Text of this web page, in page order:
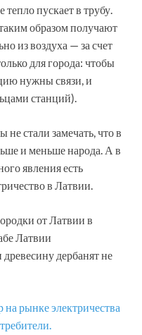
тепло пускает в трубу.
образом получают
из воздуха — за счет
для города: чтобы
нужны связи, и
станций).
стали замечать, что в
и меньше народа. А в
явления есть
в Латвии.
от Латвии в
Латвии
дербанят не
рынке электричества